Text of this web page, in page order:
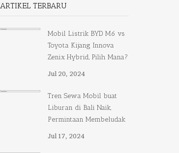
ARTIKEL TERBARU
Mobil Listrik BYD M6 vs
Toyota Kijang Innova
Zenix Hybrid, Pilih Mana?
Jul 20, 2024
Tren Sewa Mobil buat
Liburan di Bali Naik,
Permintaan Membeludak
Jul 17, 2024